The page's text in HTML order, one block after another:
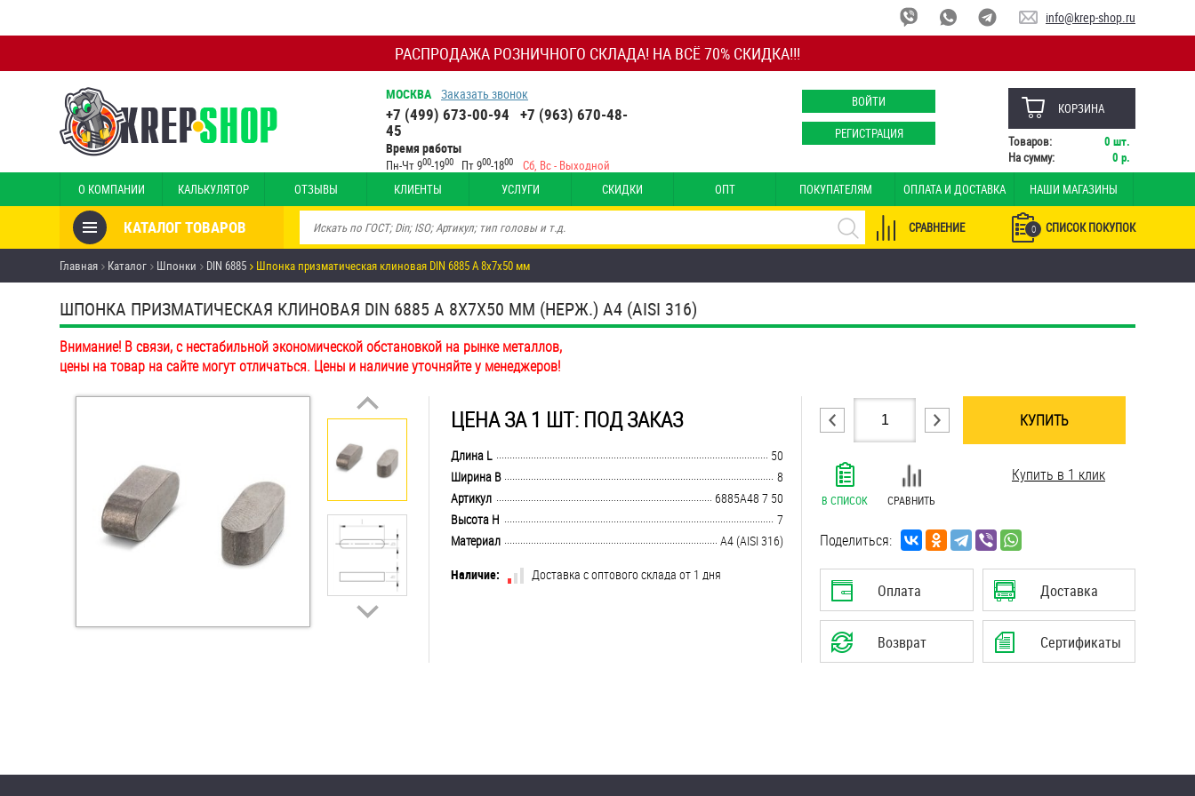
РАСПРОДАЖА РОЗНИЧНОГО СКЛАДА! НА ВСЁ 70% СКИДКА!!!
info@krep-shop.ru
МОСКВА Заказать звонок
+7 (499) 673-00-94 +7 (963) 670-48-
45
Время работы
Пн-Чт 900-1900 Пт 900-1800 Сб, Вс - Выходной
ВОЙТИ
РЕГИСТРАЦИЯ
КОРЗИНА
Товаров: 0 шт.
На сумму:
0 р.
О КОМПАНИИ КАЛЬКУЛЯТОР ОТЗЫВЫ КЛИЕНТЫ УСЛУГИ СКИДКИ ОПТ ПОКУПАТЕЛЯМ ОПЛАТА И ДОСТАВКА НАШИ МАГАЗИНЫ
КАТАЛОГ ТОВАРОВ 0 СПИСОК ПОКУПОК
СРАВНЕНИЕ
Товары со скидкой
Анкеры
Антивандальный крепёж,
инструмент
Болты и винты
Дюбели
Дюймовый крепёж
Оснастка и аксессуары для
Главная Каталог Шпонки DIN 6885 Шпонка призматическая клиновая DIN 6885 А 8х7х50 мм
ШПОНКА ПРИЗМАТИЧЕСКАЯ КЛИНОВАЯ DIN 6885 А 8Х7Х50 ММ (НЕРЖ.) A4 (AISI 316)
Внимание! В связи, с нестабильной экономической обстановкой на рынке металлов,
цены на товар на сайте могут отличаться. Цены и наличие уточняйте у менеджеров!
ЦЕНА ЗА 1 ШТ: ПОД ЗАКАЗ
........................................................................................................................................................................................................
Длина L
50
........................................................................................................................................................................................................
Ширина B
8
........................................................................................................................................................................................................
Артикул
6885A48 7 50
........................................................................................................................................................................................................
Высота H
7
........................................................................................................................................................................................................
Материал
A4 (AISI 316)
Наличие:
Доставка с оптового склада от 1 дня
КУПИТЬ
В СПИСОК СРАВНИТЬ
Купить в 1 клик
Поделиться:
Оплата Доставка
Возврат Сертификаты